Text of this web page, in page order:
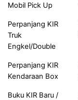
Mobil Pick Up
Perpanjang KIR
Truk
Engkel/Double
Perpanjang KIR
Kendaraan Box
Buku KIR Baru /